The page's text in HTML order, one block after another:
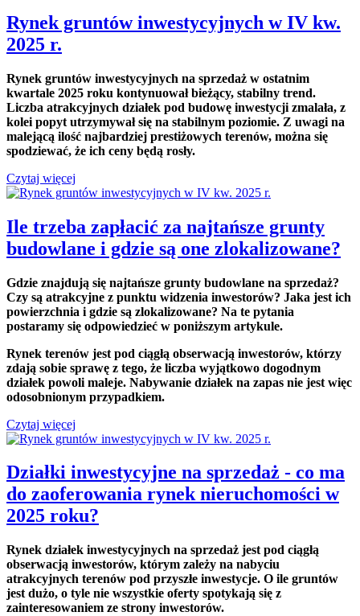
Rynek gruntów inwestycyjnych w IV kw.
2025 r.
Rynek gruntów inwestycyjnych na sprzedaż w ostatnim
kwartale 2025 roku kontynuował bieżący, stabilny trend.
Liczba atrakcyjnych działek pod budowę inwestycji zmalała, z
kolei popyt utrzymywał się na stabilnym poziomie. Z uwagi na
malejącą ilość najbardziej prestiżowych terenów, można się
spodziewać, że ich ceny będą rosły.
Czytaj więcej
Ile trzeba zapłacić za najtańsze grunty
budowlane i gdzie są one zlokalizowane?
Gdzie znajdują się najtańsze grunty budowlane na sprzedaż?
Czy są atrakcyjne z punktu widzenia inwestorów? Jaka jest ich
powierzchnia i gdzie są zlokalizowane? Na te pytania
postaramy się odpowiedzieć w poniższym artykule.
Rynek terenów jest pod ciągłą obserwacją inwestorów, którzy
zdają sobie sprawę z tego, że liczba wyjątkowo dogodnym
działek powoli maleje. Nabywanie działek na zapas nie jest więc
odosobnionym przypadkiem.
Czytaj więcej
Działki inwestycyjne na sprzedaż - co ma
do zaoferowania rynek nieruchomości w
2025 roku?
Rynek działek inwestycyjnych na sprzedaż jest pod ciągłą
obserwacją inwestorów, którym zależy na nabyciu
atrakcyjnych terenów pod przyszłe inwestycje. O ile gruntów
jest dużo, o tyle nie wszystkie oferty spotykają się z
zainteresowaniem ze strony inwestorów.